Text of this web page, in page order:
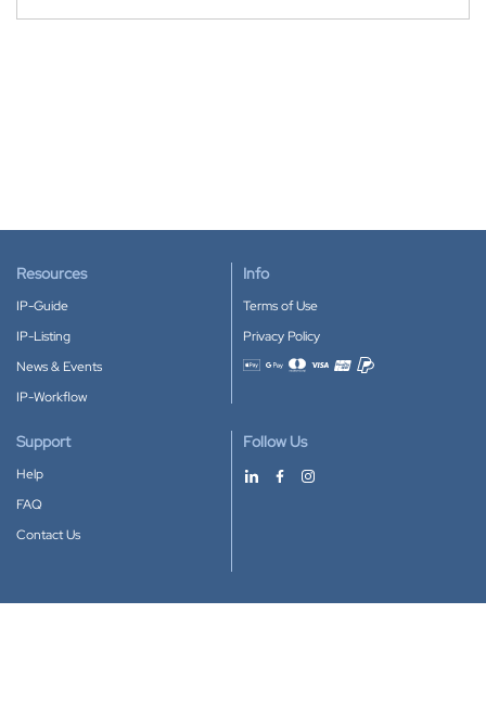
Resources
IP-Guide
IP-Listing
News & Events
IP-Workflow
Info
Terms of Use
Privacy Policy
Accepted payment methods
Support
Help
FAQ
Contact Us
Follow Us